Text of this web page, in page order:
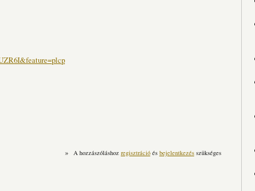
» A hozzászóláshoz regisztrációés bejelentkezésszükséges